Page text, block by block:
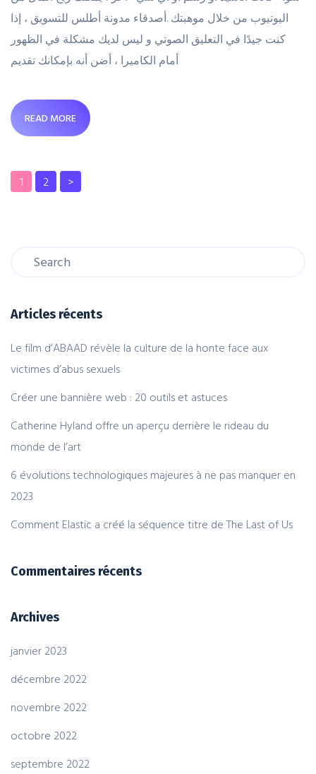
اليوتيوب من خلال موهبتك .أصدقاء مدونة أطلس للتسويق ، إذا
كنت جيدًا في التعليق الصوتي و ليس لديك مشكلة في الظهور
أمام الكاميرا ، أضن أنه بإمكانك تقديم
READ MORE
1 2 >
Articles récents
Le film d’ABAAD révèle la culture de la honte face aux
victimes d’abus sexuels
Créer une bannière web : 20 outils et astuces
Catherine Hyland offre un aperçu derrière le rideau du
monde de l’art
6 évolutions technologiques majeures à ne pas manquer en
2023
Comment Elastic a créé la séquence titre de The Last of Us
Commentaires récents
Archives
janvier 2023
décembre 2022
novembre 2022
octobre 2022
septembre 2022